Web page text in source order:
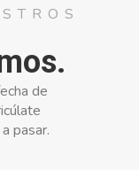
de
pasar.